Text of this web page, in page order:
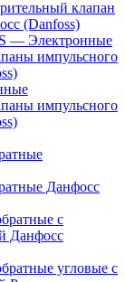
клапан
(Danfoss)
— Электронные
импульсного
импульсного
Данфосс
с
Данфосс
угловые с